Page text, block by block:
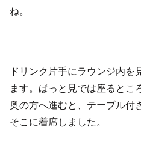
ね。
ドリンク片手にラウンジ内を
ます。ぱっと見では座るとこ
奥の方へ進むと、テーブル付
そこに着席しました。